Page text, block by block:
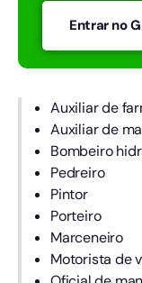
Entrar no
Auxiliar de
Auxiliar de
Bombeiro
Pedreiro
Pintor
Porteiro
Marceneiro
Motorista de